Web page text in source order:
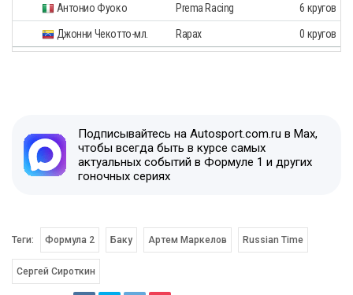
Антонио Фуоко Prema Racing 6 кругов
Джонни Чекотто-мл. Rapax 0 кругов
Подписывайтесь на Autosport.com.ru в Max,
чтобы всегда быть в курсе самых
актуальных событий в Формуле 1 и других
гоночных сериях
Теги: Формула 2 Баку Артем Маркелов Russian Time
Сергей Сироткин